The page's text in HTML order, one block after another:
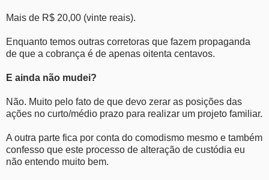
Mais de R$ 20,00 (vinte reais).
Enquanto temos outras corretoras que fazem propaganda
de que a cobrança é de apenas oitenta centavos.
E ainda não mudei?
Não. Muito pelo fato de que devo zerar as posições das
ações no curto/médio prazo para realizar um projeto familiar.
A outra parte fica por conta do comodismo mesmo e também
confesso que este processo de alteração de custódia eu
não entendo muito bem.